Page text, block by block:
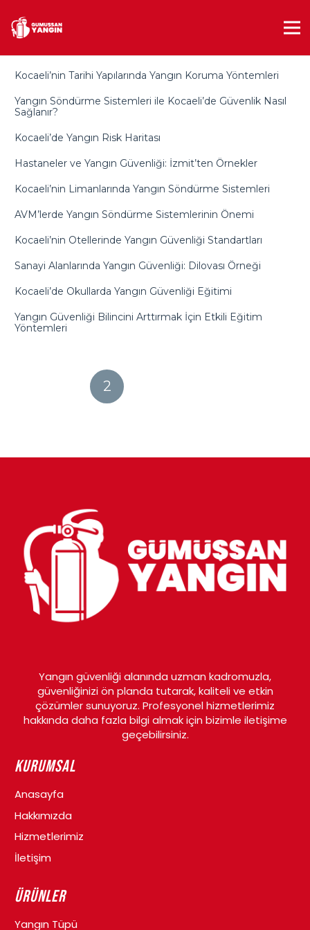
Kocaeli’nin Tarihi Yapılarında Yangın Koruma Yöntemleri
Yangın Söndürme Sistemleri ile Kocaeli’de Güvenlik Nasıl
Sağlanır?
Kocaeli’de Yangın Risk Haritası
Hastaneler ve Yangın Güvenliği: İzmit’ten Örnekler
Kocaeli’nin Limanlarında Yangın Söndürme Sistemleri
AVM’lerde Yangın Söndürme Sistemlerinin Önemi
Kocaeli’nin Otellerinde Yangın Güvenliği Standartları
Sanayi Alanlarında Yangın Güvenliği: Dilovası Örneği
Kocaeli’de Okullarda Yangın Güvenliği Eğitimi
Yangın Güvenliği Bilincini Arttırmak İçin Etkili Eğitim
Yöntemleri
2
Yangın güvenliği alanında uzman kadromuzla,
güvenliğinizi ön planda tutarak, kaliteli ve etkin
çözümler sunuyoruz. Profesyonel hizmetlerimiz
hakkında daha fazla bilgi almak için bizimle iletişime
geçebilirsiniz.
Kurumsal
Anasayfa
Hakkımızda
Hizmetlerimiz
İletişim
Ürünler
Yangın Tüpü